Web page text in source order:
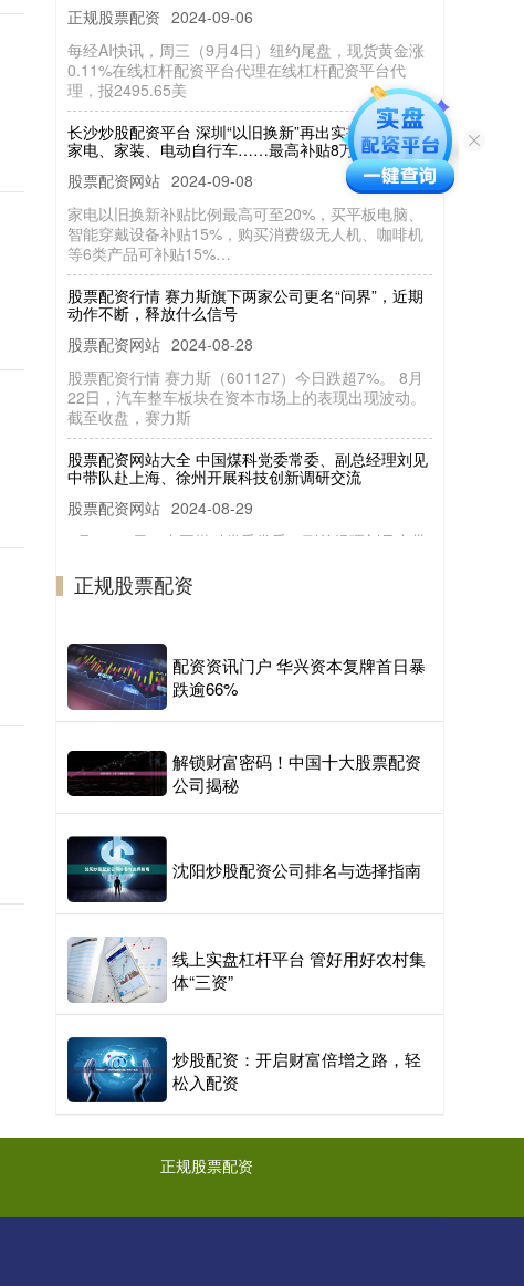
每经AI快讯，周三（9月4日）纽约尾盘，现货黄金涨
0.11%在线杠杆配资平台代理在线杠杆配资平台代
理，报2495.65美
长沙炒股配资平台 深圳“以旧换新”再出实招！换车、
家电、家装、电动自行车……最高补贴8万元
股票配资网站
2024-09-08
家电以旧换新补贴比例最高可至20%，买平板电脑、
智能穿戴设备补贴15%，购买消费级无人机、咖啡机
等6类产品可补贴15%…
股票配资行情 赛力斯旗下两家公司更名“问界”，近期
动作不断，释放什么信号
股票配资网站 2024-08-28
股票配资行情 赛力斯（601127）今日跌超7%。 8月
22日，汽车整车板块在资本市场上的表现出现波动。
截至收盘，赛力斯
股票配资网站大全 中国煤科党委常委、副总经理刘见
中带队赴上海、徐州开展科技创新调研交流
股票配资网站
2024-08-29
8月14-16日，中国煤科党委常委、副总经理刘见中带
队赴长三角国家技术创新中心、上海交通大学、中国
配资平台开户网 日本央行行长：不考虑将长期日本政
正规股票配资
日本央行行长植田和男表示配资平台开户网，不考虑
将长期日本政府债券作为调整利率的工具。
正规股票配资
配资资讯门户 华兴资本复牌首日暴
跌逾66%
解锁财富密码！中国十大股票配资
公司揭秘
沈阳炒股配资公司排名与选择指南
线上实盘杠杆平台 管好用好农村集
体“三资”
炒股配资：开启财富倍增之路，轻
松入配资
正规股票配资